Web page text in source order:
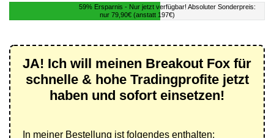
59% Ersparnis - Nur jetzt verfügbar! Absoluter Sonderpreis:
nur 79,90€ (anstatt 197€)
JA! Ich will meinen Breakout Fox für
schnelle & hohe Tradingprofite jetzt
haben und sofort einsetzen!
In meiner Bestellung ist folgendes enthalten: